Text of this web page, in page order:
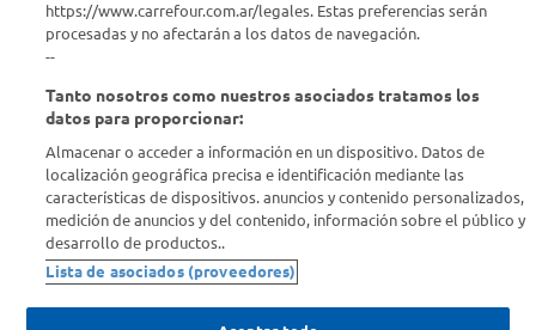
Descubrí Carrefour
Conocenos
Info útil
Comprá Online
https://www.carrefour.com.ar/legales. Estas preferencias serán
procesadas y no afectarán a los datos de navegación.
--
Tanto nosotros como nuestros asociados tratamos los
datos para proporcionar:
Almacenar o acceder a información en un dispositivo. Datos de
localización geográfica precisa e identificación mediante las
características de dispositivos. anuncios y contenido personalizados,
medición de anuncios y del contenido, información sobre el público y
desarrollo de productos..
Lista de asociados (proveedores)